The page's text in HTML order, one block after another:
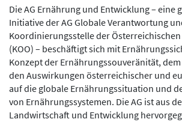
Die AG Ernährung und Entwicklung – eine
Initiative der AG Globale Verantwortung
Koordinierungsstelle der
(KOO) – beschäftigt sich mit
Konzept der Ernährungssouveränität,
den Auswirkungen österreichischer und
auf die globale Ernährungssituation und
von Ernährungssystemen. Die AG ist aus
Landwirtschaft und Entwicklung